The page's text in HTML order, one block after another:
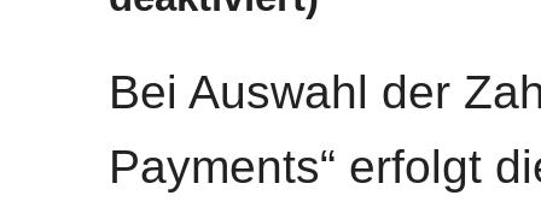
Bei Auswahl der
Payments“ erfolgt